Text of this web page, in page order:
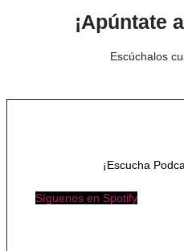
¡Apúntate a
Escúchalos
¡Escucha
Síguenos en Spotify